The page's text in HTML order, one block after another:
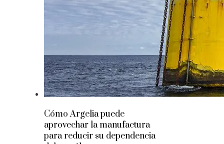
Cómo Argelia puede
aprovechar la manufactura
para reducir su dependencia